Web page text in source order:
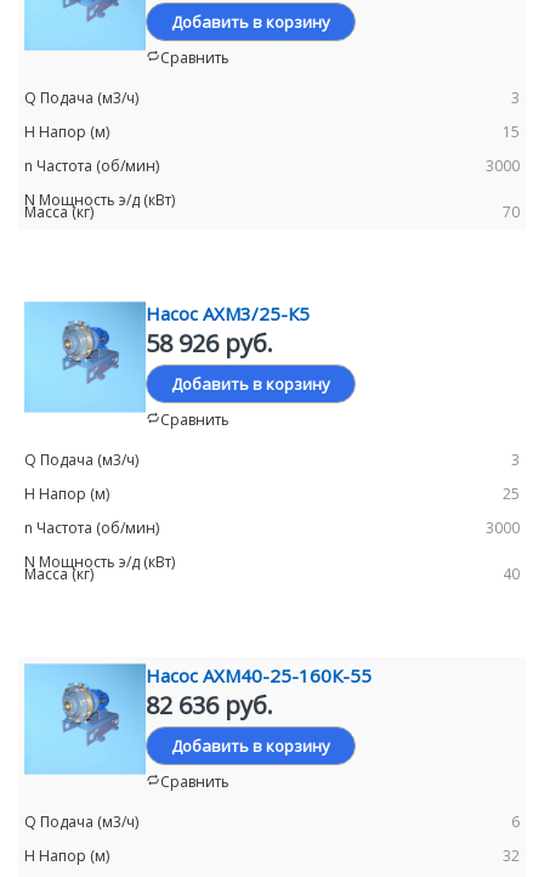
Добавить в корзину
Сравнить
3
15
3000
70
Насос АХМ3/25-К5
58 926 руб.
Добавить в корзину
Сравнить
3
25
3000
40
Насос АХМ40-25-160К-55
82 636 руб.
Добавить в корзину
Сравнить
6
32